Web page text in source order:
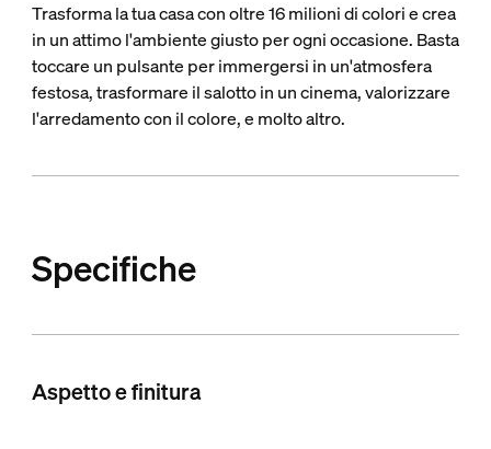
Trasforma la tua casa con oltre 16 milioni di colori e crea
in un attimo l'ambiente giusto per ogni occasione. Basta
toccare un pulsante per immergersi in un'atmosfera
festosa, trasformare il salotto in un cinema, valorizzare
l'arredamento con il colore, e molto altro.
Specifiche
Aspetto e finitura